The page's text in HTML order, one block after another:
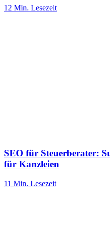
12 Min. Lesezeit
SEO für Steuerberater:
für Kanzleien
11 Min. Lesezeit